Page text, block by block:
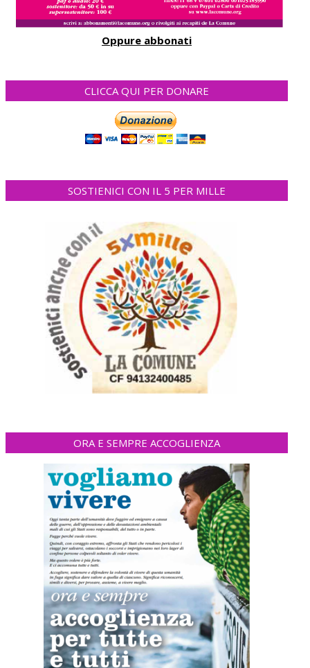
Oppure abbonati
CLICCA QUI PER DONARE
SOSTIENICI CON IL 5 PER MILLE
ORA E SEMPRE ACCOGLIENZA